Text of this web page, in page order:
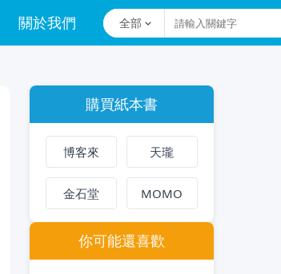
關於我們 全部
購買紙本書
博客來 天瓏
金石堂 MOMO
你可能還喜歡